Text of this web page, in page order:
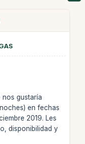
gustaría
en fechas
2019. Les
disponibilidad y